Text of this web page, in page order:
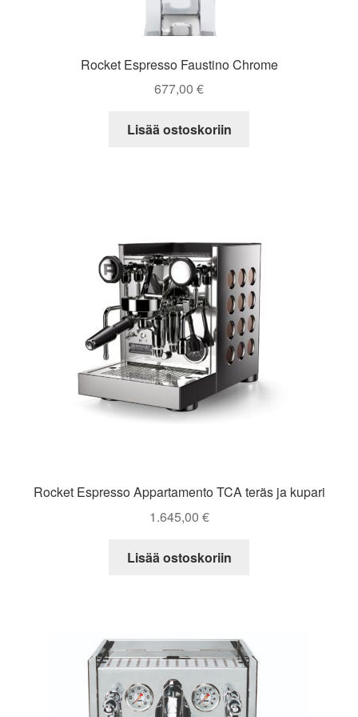
Rocket Espresso Faustino Chrome
677,00 €
Lisää ostoskoriin
Rocket Espresso Appartamento TCA teräs ja kupari
1.645,00 €
Lisää ostoskoriin